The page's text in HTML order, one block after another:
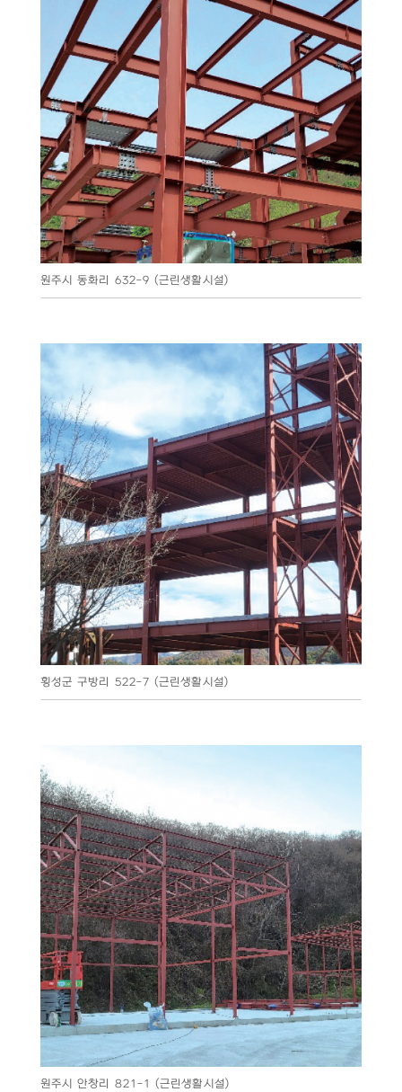
원주시 동화리 632-9 (근린생활시설)
횡성군 구방리 522-7 (근린생활시설)
원주시 안창리 821-1 (근린생활시설)